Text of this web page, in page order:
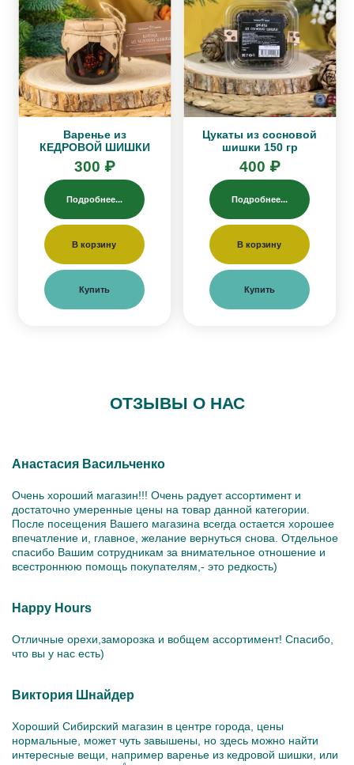
Варенье из
КЕДРОВОЙ ШИШКИ
300 ₽
Подробнее...
В корзину
Купить
Цукаты из сосновой
шишки 150 гр
400 ₽
Подробнее...
В корзину
Купить
ОТЗЫВЫ О НАС
Анастасия Васильченко
Очень хороший магазин!!! Очень радует ассортимент и
достаточно умеренные цены на товар данной категории.
После посещения Вашего магазина всегда остается хорошее
впечатление и, главное, желание вернуться снова. Отдельное
спасибо Вашим сотрудникам за внимательное отношение и
всестроннюю помощь покупателям,- это редкость)
Happy Hours
Отличные орехи,заморозка и вобщем ассортимент! Спасибо,
что вы у нас есть)
Виктория Шнайдер
Хороший Сибирский магазин в центре города, цены
нормальные, может чуть завышены, но здесь можно найти
интересные вещи, например варенье из кедровой шишки, или